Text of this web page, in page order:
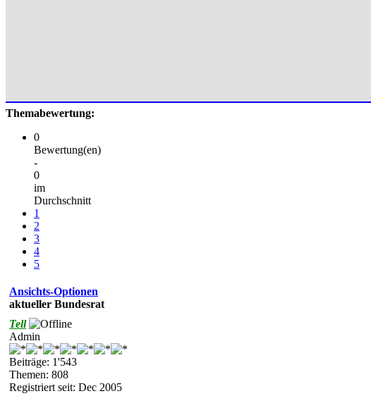
Themabewertung:
0
Bewertung(en)
-
0
im
Durchschnitt
1
2
3
4
5
Ansichts-Optionen
aktueller Bundesrat
Tell
Admin
Beiträge: 1'543
Themen: 808
Registriert seit: Dec 2005